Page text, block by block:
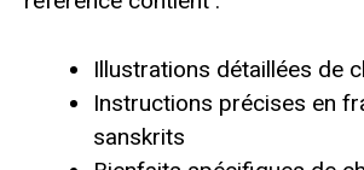
Illustrations détaillées de
Instructions précises en
sanskrits